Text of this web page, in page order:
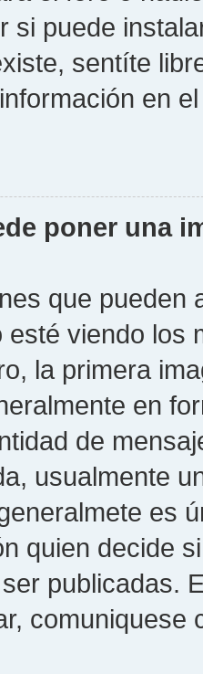
si puede
sentíte
en
poner una
que pueden
esté viendo los
la primera
en
de
usualmente
es
quien decide
publicadas.
comuniquese